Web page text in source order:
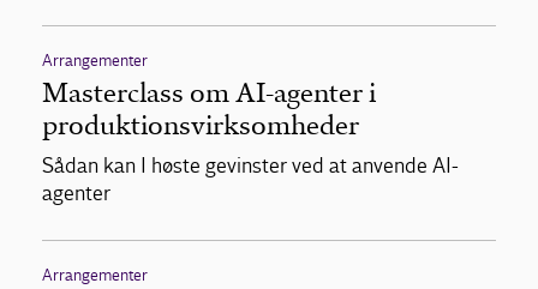
Arrangementer
Masterclass om AI-agenter i
produktionsvirksomheder
Sådan kan I høste gevinster ved at anvende AI-
agenter
Arrangementer